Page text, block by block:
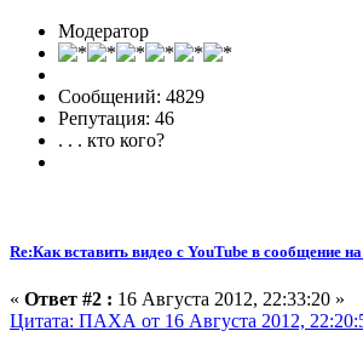
Модератор
Сообщений: 4829
Репутация: 46
. . . кто кого?
Re:Как вставить видео с YouTube в сообщение
« Ответ #2 : 16 Августа 2012, 22:33:20 »
Цитата: ПАХА от 16 Августа 2012,